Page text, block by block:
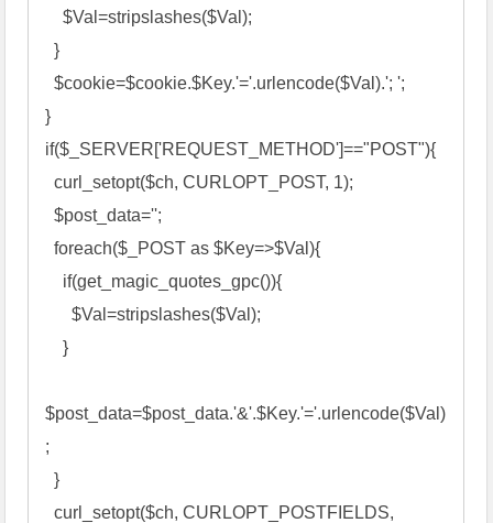
    $Val=stripslashes($Val);
  }
  $cookie=$cookie.$Key.'='.urlencode($Val).'; ';
}
if($_SERVER['REQUEST_METHOD']=="POST"){
  curl_setopt($ch, CURLOPT_POST, 1);
  $post_data='';
  foreach($_POST as $Key=>$Val){
      $Val=stripslashes($Val);
    }
$post_data=$post_data.'&'.$Key.'='.urlencode($Val)
;
  }
  curl_setopt($ch, CURLOPT_POSTFIELDS,